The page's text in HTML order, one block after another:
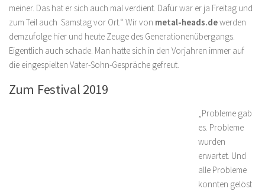
meiner. Das hat er sich auch mal verdient. Dafür war er ja Freitag und
zum Teil auch Samstag vor Ort.“ Wir von metal-heads.dewerden
demzufolge hier und heute Zeuge des Generationenübergangs.
Eigentlich auch schade. Man hatte sich in den Vorjahren immer auf
die eingespielten Vater-Sohn-Gespräche gefreut.
Zum Festival 2019
„Probleme gab
es. Probleme
wurden
erwartet. Und
alle Probleme
konnten gelöst